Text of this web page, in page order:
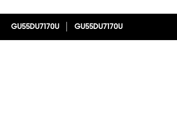
GU55DU7170U GU55DU7170U